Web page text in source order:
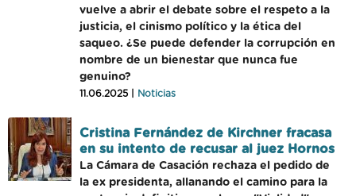
vuelve a abrir el debate sobre el respeto a la
justicia, el cinismo político y la ética del
saqueo. ¿Se puede defender la corrupción en
nombre de un bienestar que nunca fue
genuino?
11.06.2025 | Noticias
Cristina Fernández de Kirchner fracasa
en su intento de recusar al juez Hornos
La Cámara de Casación rechaza el pedido de
la ex presidenta, allanando el camino para la